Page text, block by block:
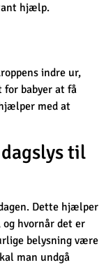
hjælp.
indre ur,
for babyer at få
med at
til
Dette hjælper
hvornår det er
belysning være
man undgå